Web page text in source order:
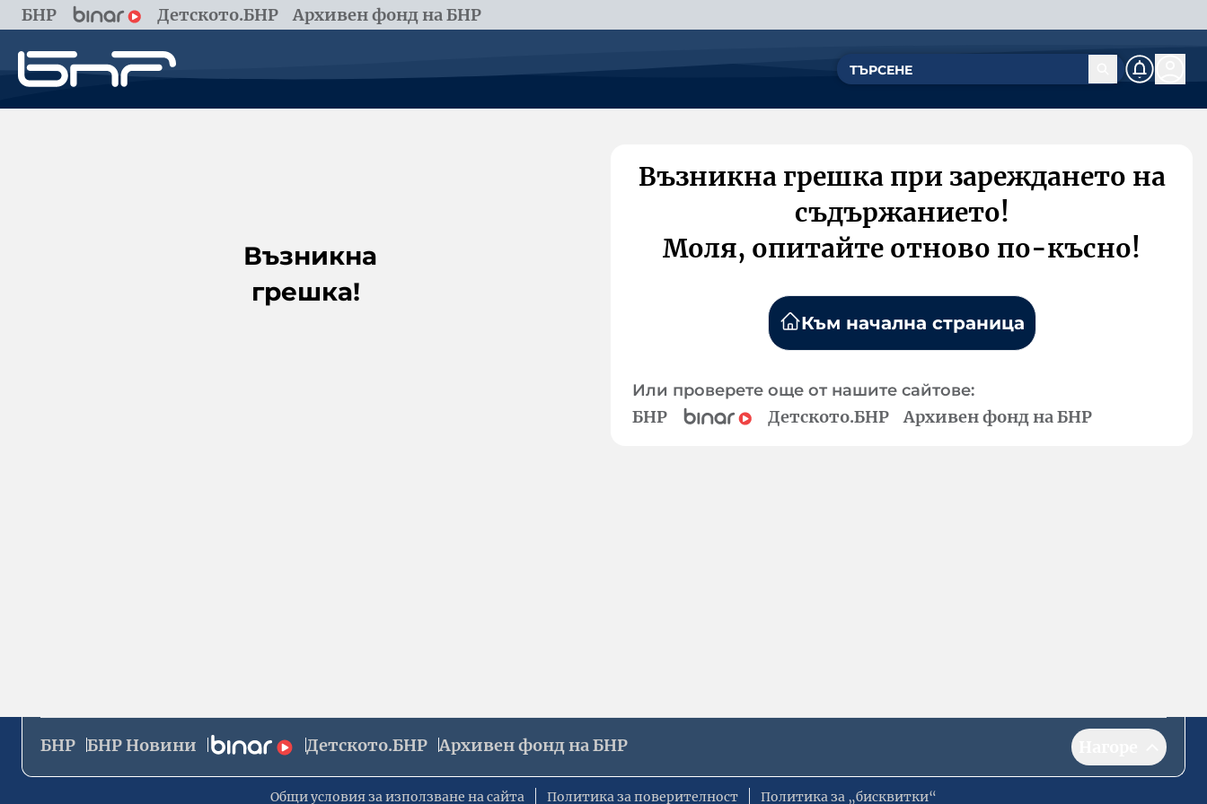
БНР Детското.БНР Архивен фонд на БНР
Възникна
грешка!
Възникна грешка при зареждането на
съдържанието!
Моля, опитайте отново по-късно!
Към начална страница
Или проверете още от нашите сайтове:
БНР Детското.БНР Архивен фонд на БНР
БНР БНР Новини Детското.БНР Архивен фонд на БНР
Общи условия за използване на сайта Политика за поверителност Политика за „бисквитки“